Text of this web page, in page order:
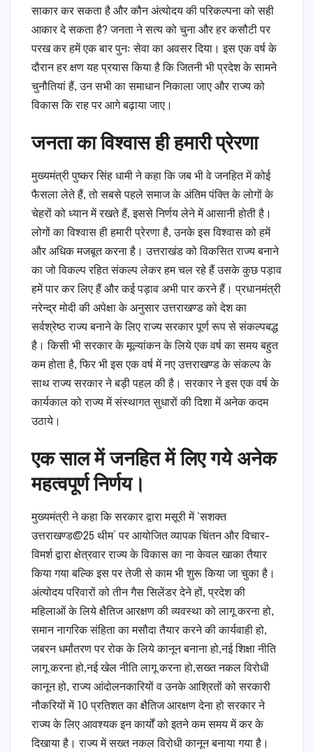
साकार कर सकता है और कौन अंत्योदय की परिकल्पना को सही
आकार दे सकता है? जनता ने सत्य को चुना और हर कसौटी पर
परख कर हमें एक बार पुनः सेवा का अवसर दिया। इस एक वर्ष के
दौरान हर क्षण यह प्रयास किया है कि जितनी भी प्रदेश के सामने
चुनौतियां हैं, उन सभी का समाधान निकाला जाए और राज्य को
विकास कि राह पर आगे बढ़ाया जाए।
जनता का विश्वास ही हमारी प्रेरणा
मुख्यमंत्री पुष्कर सिंह धामी ने कहा कि जब भी वे जनहित में कोई
फैसला लेते हैं, तो सबसे पहले समाज के अंतिम पंक्ति के लोगों के
चेहरों को ध्यान में रखते हैं, इससे निर्णय लेने में आसानी होती है।
लोगों का विश्वास ही हमारी प्रेरणा है, उनके इस विश्वास को हमें
और अधिक मजबूत करना है। उत्तराखंड को विकसित राज्य बनाने
का जो विकल्प रहित संकल्प लेकर हम चल रहे हैं उसके कुछ पड़ाव
हमें पार कर लिए हैं और कई पड़ाव अभी पार करने हैं। प्रधानमंत्री
नरेन्द्र मोदी की अपेक्षा के अनुसार उत्तराखण्ड को देश का
सर्वश्रेष्ठ राज्य बनाने के लिए राज्य सरकार पूर्ण रूप से संकल्पबद्ध
है। किसी भी सरकार के मूल्यांकन के लिये एक वर्ष का समय बहुत
कम होता है, फिर भी इस एक वर्ष में नए उत्तराखण्ड के संकल्प के
साथ राज्य सरकार ने बड़ी पहल की है। सरकार ने इस एक वर्ष के
कार्यकाल को राज्य में संस्थागत सुधारों की दिशा में अनेक कदम
उठाये।
एक साल में जनहित में लिए गये अनेक
महत्वपूर्ण निर्णय।
मुख्यमंत्री ने कहा कि सरकार द्वारा मसूरी में ‘सशक्त
उत्तराखण्ड@25 थीम’ पर आयोजित व्यापक चिंतन और विचार-
विमर्श द्वारा क्षेत्रवार राज्य के विकास का ना केवल खाका तैयार
किया गया बल्कि इस पर तेजी से काम भी शुरू किया जा चुका है।
अंत्योदय परिवारों को तीन गैस सिलेंडर देने हों, प्रदेश की
महिलाओं के लिये क्षैतिज आरक्षण की व्यवस्था को लागू करना हो,
समान नागरिक संहिता का मसौदा तैयार करने की कार्यवाही हो,
जबरन धर्मांतरण पर रोक के लिये कानून बनाना हो,नई शिक्षा नीति
लागू करना हो,नई खेल नीति लागू करना हो,सख्त नकल विरोधी
कानून हो, राज्य आंदोलनकारियों व उनके आश्रितों को सरकारी
नौकरियों में 10 प्रतिशत का क्षैतिज आरक्षण देना हो सरकार ने
राज्य के लिए आवश्यक इन कार्यों को इतने कम समय में कर के
दिखाया है। राज्य में सख्त नकल विरोधी कानून बनाया गया है।